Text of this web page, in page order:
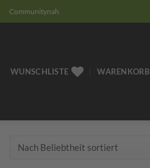
Communitynah
WUNSCHLISTE WARENKORB
Nach